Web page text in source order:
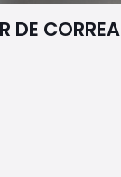
DE CORREA